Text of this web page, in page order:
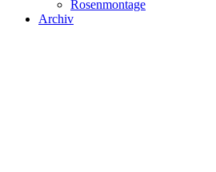
Rosenmontage
Archiv